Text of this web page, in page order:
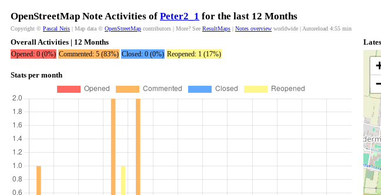
OpenStreetMap Note Activities of Peter2_1 for the last 12 Months
Copyright © Pascal Neis | Map data © OpenStreetMap contributors | More? See ResultMaps | Notes overview worldwide | Autoreload 4:55 min
Overall Activities | 12 Months
Opened: 0 (0%) Commented: 5 (83%) Closed: 0 (0%) Reopened: 1 (17%)
Stats per month